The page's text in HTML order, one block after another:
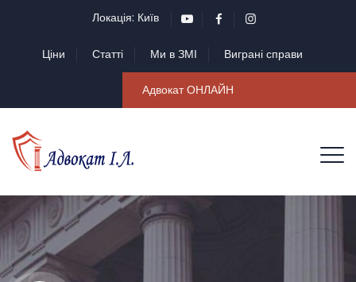
Локація: Київ
Ціни Статті Ми в ЗМІ Виграні справи
Адвокат ОНЛАЙН